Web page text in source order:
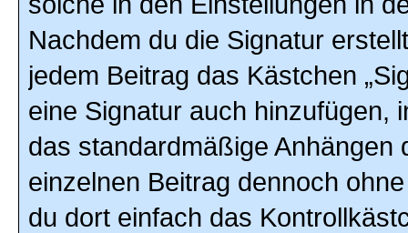
Nachdem du die Signatur
jedem Beitrag das Kästchen
eine Signatur auch hinzufügen,
das standardmäßige Anhängen
einzelnen Beitrag dennoch
du dort einfach das